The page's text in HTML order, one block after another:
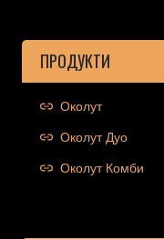
ПРОДУКТИ
Околут
Околут Дуо
Околут Комби